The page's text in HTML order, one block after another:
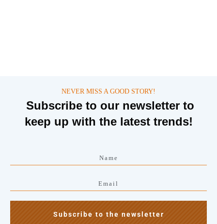
NEVER MISS A GOOD STORY!
Subscribe to our newsletter to
keep up with the latest trends!
Subscribe to the newsletter